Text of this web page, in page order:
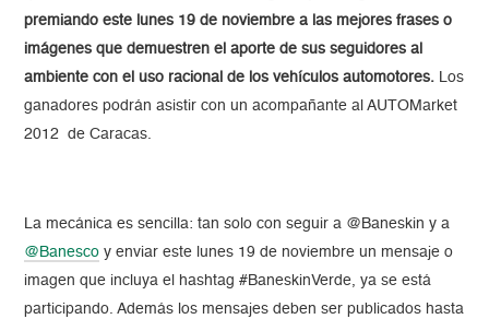
premiando este lunes 19 de noviembre a las mejores frases o
imágenes que demuestren el aporte de sus seguidores al
ambiente con el uso racional de los vehículos automotores. Los
ganadores podrán asistir con un acompañante al AUTOMarket
2012 de Caracas.
La mecánica es sencilla: tan solo con seguir a @Baneskin y a
@Banesco y enviar este lunes 19 de noviembre un mensaje o
imagen que incluya el hashtag #BaneskinVerde, ya se está
participando. Además los mensajes deben ser publicados hasta